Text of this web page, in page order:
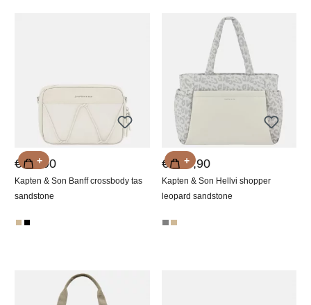
€ 89,90
Kapten & Son Banff crossbody tas
sandstone
+ € 129,90
Kapten & Son Hellvi shopper
leopard sandstone
+